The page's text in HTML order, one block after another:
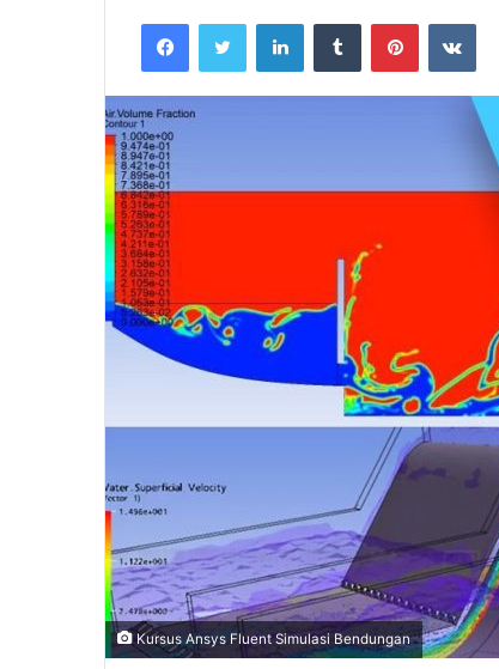
d
a
i
Kursus Ansys Fluent Simulasi Bendungan